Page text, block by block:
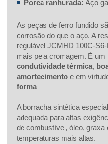
Porca ranhurada: Aço
As peças de ferro fundido
corrosão do que o aço. A
regulável JCMHD 100C-
mais pela cromagem. É um
condutividade térmica,
amortecimento e em
forma
A borracha sintética
adequada para altas
de combustível, óleo, graxa
temperaturas mais altas.